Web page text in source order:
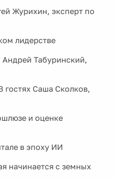
Журихин, эксперт по
лидерстве
Андрей Табуринский,
гостях Саша Сколков,
и оценке
в эпоху ИИ
начинается с земных